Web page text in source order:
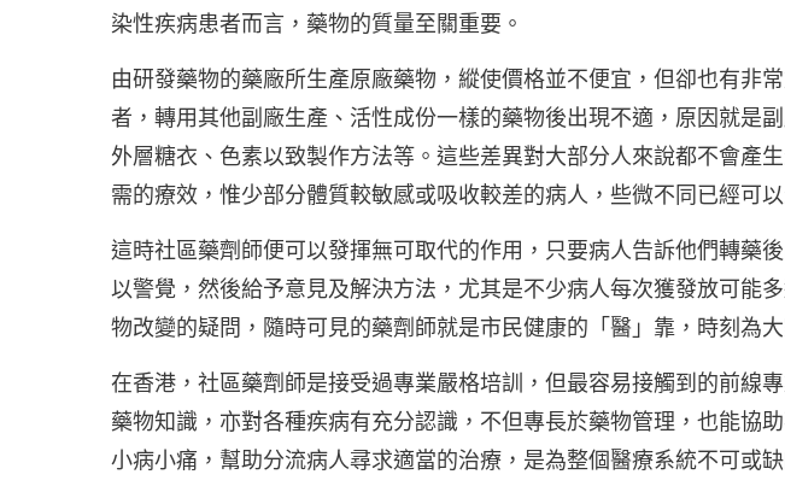
染性疾病患者而言，藥物的質量至關重要。
由研發藥物的藥廠所生產原廠藥物，縱使價格並不便宜，但卻也有非
者，轉用其他副廠生產、活性成份一樣的藥物後出現不適，原因就是
外層糖衣、色素以致製作方法等。這些差異對大部分人來說都不會產
需的療效，惟少部分體質較敏感或吸收較差的病人，些微不同已經可
這時社區藥劑師便可以發揮無可取代的作用，只要病人告訴他們轉藥
以警覺，然後給予意見及解決方法，尤其是不少病人每次獲發放可能
物改變的疑問，隨時可見的藥劑師就是市民健康的「醫」靠，時刻為
在香港，社區藥劑師是接受過專業嚴格培訓，但最容易接觸到的前線
藥物知識，亦對各種疾病有充分認識，不但專長於藥物管理，也能協
小病小痛，幫助分流病人尋求適當的治療，是為整個醫療系統不可或缺